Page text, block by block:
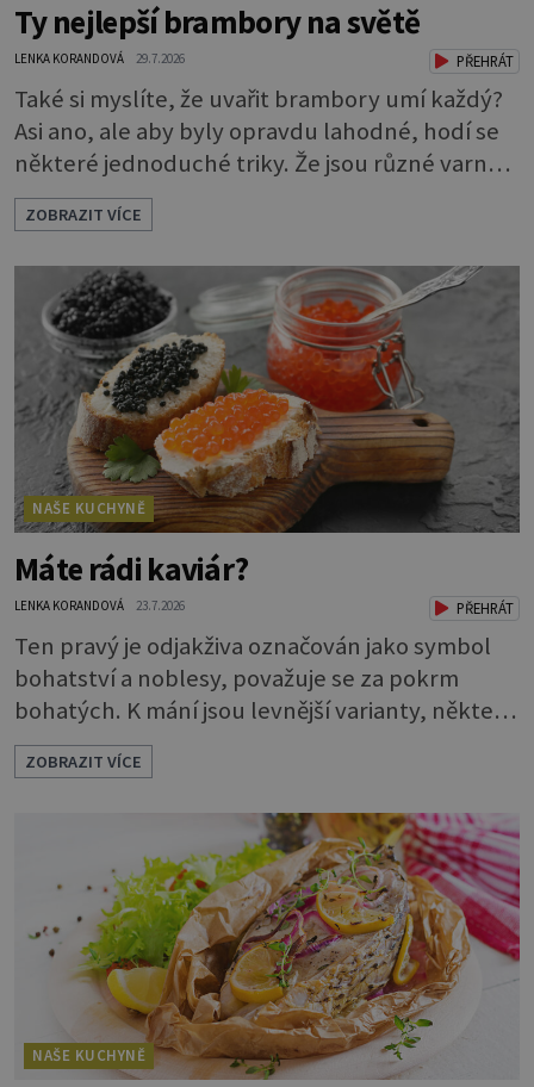
Ty nejlepší brambory na světě
LENKA KORANDOVÁ 29.7.2026 PŘEHRÁT
Také si myslíte, že uvařit brambory umí každý?
Asi ano, ale aby byly opravdu lahodné, hodí se
některé jednoduché triky. Že jsou různé varné
typy od A, tedy na saláty, po D na kaši, určitě
víte, takže vyberete podle toho, co chcete
právě uvařit. Vařte správně Spousta lidí vaří
brambory tak, že nalijí do hrnce vodu, osolí ji,
přidají brambory nakrájené na kousky a dají
vařit. Brambor
ZOBRAZIT VÍCE
NAŠE KUCHYNĚ
Máte rádi kaviár?
LENKA KORANDOVÁ 23.7.2026 PŘEHRÁT
Ten pravý je odjakživa označován jako symbol
bohatství a noblesy, považuje se za pokrm
bohatých. K mání jsou levnější varianty, některé
jsou ale dobarvovány a obsahují aditiva. Kaviár
jsou jikry vybraných druhů ryb. Je to zdravá
lahůdka. Najdete v něm plnohodnotné
bílkoviny, zdravé tuky, vitaminy A, D, E i B a
minerální látky draslík, fosfor, hořčík a jód.
Černý nebo červený
ZOBRAZIT VÍCE
NAŠE KUCHYNĚ